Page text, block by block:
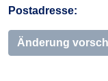
Postadresse:
Änderung